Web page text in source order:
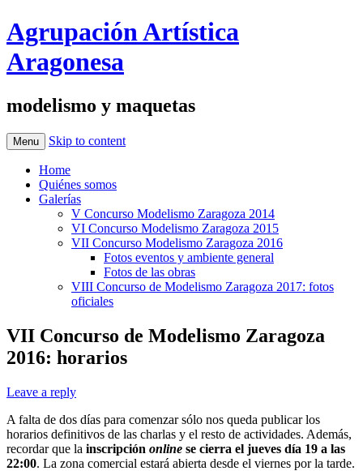
Agrupación Artística
Aragonesa
modelismo y maquetas
Menu Skip to content
Home
Quiénes somos
Galerías
V Concurso Modelismo Zaragoza 2014
VI Concurso Modelismo Zaragoza 2015
VII Concurso Modelismo Zaragoza 2016
Fotos eventos y ambiente general
Fotos de las obras
VIII Concurso de Modelismo Zaragoza 2017: fotos
oficiales
VII Concurso de Modelismo Zaragoza
2016: horarios
Leave a reply
A falta de dos días para comenzar sólo nos queda publicar los
horarios definitivos de las charlas y el resto de actividades. Además,
recordar que la inscripción online se cierra el jueves día 19 a las
22:00. La zona comercial estará abierta desde el viernes por la tarde.